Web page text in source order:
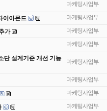
마케팅사업부
이아몬드 마케팅사업부
가 마케팅사업부
마케팅사업부
단 설계기준 개선 기능
마케팅사업부
마케팅사업부
마케팅사업부
마케팅사업부